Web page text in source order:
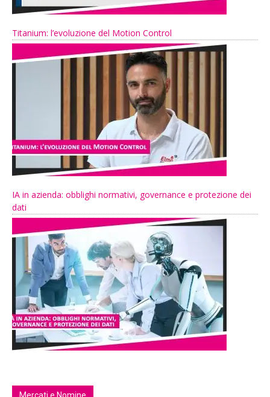
Titanium: l’evoluzione del Motion Control
IA in azienda: obblighi normativi, governance e protezione dei
dati